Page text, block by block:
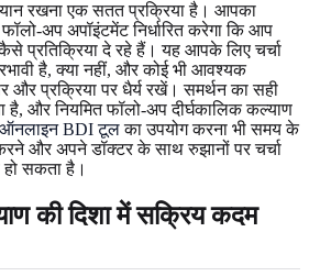
रखना एक सतत प्रक्रिया है। आपका
अप अपॉइंटमेंट निर्धारित करेगा कि आप
प्रतिक्रिया दे रहे हैं। यह आपके लिए चर्चा
है, क्या नहीं, और कोई भी आवश्यक
प्रक्रिया पर धैर्य रखें। समर्थन का सही
और नियमित फॉलो-अप दीर्घकालिक कल्याण
ऑनलाइन BDI टूलका उपयोग करना भी समय के
और अपने डॉक्टर के साथ रुझानों पर चर्चा
सकता है।
की दिशा में सक्रिय कदम